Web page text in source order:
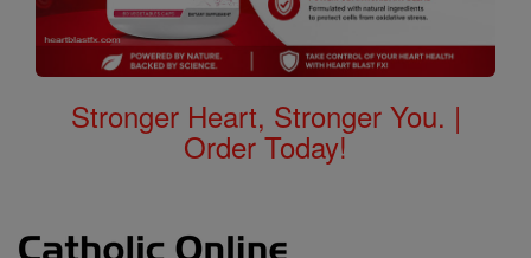
Stronger Heart, Stronger You. |
Order Today!